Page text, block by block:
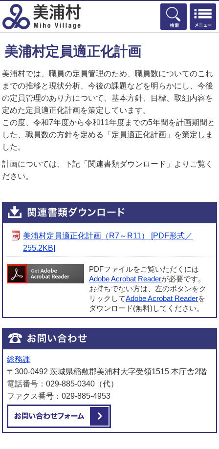
検索
美浦村定員適正化計画
美浦村では、職員の定員管理のため、職員数についてのこれ
までの推移と現状分析、今後の課題などを明らかにし、今後
の定員管理のあり方について、基本方針、目標、取組内容を
定めた定員適正化計画を策定しています。
この度、令和7年度から令和11年度までの5年間を計画期間と
した、職員数の方針を定める「定員適正化計画」を策定しま
した。
計画については、下記「関連書類ダウンロード」よりご覧く
ださい。
美浦村定員適正化計画（R7～R11） [PDF形式／
255.2KB]
PDFファイルをご覧いただくには
Adobe Acrobat Readerが必要です。
お持ちでない方は、左のボタンをク
リックしてAdobe Acrobat Readerを
ダウンロード(無料)してください。
総務課
〒300-0492 茨城県稲敷郡美浦村大字受領1515 本庁舎2階
電話番号：029-885-0340（代）
ファクス番号：029-885-4953